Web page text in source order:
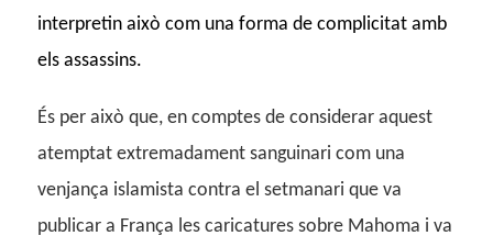
interpretin això com una forma de complicitat amb
els assassins.
És per això que, en comptes de considerar aquest
atemptat extremadament sanguinari com una
venjança islamista contra el setmanari que va
publicar a França les caricatures sobre Mahoma i va